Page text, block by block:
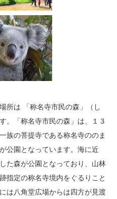
所は 「称名寺市民の森」（し
。「称名寺市民の森」は、１３
族の菩提寺である称名寺ののま
公園となっています。海に近
た森が公園となっており、山林
指定の称名寺境内をぐるりこと
は八角堂広場からは四方が見渡